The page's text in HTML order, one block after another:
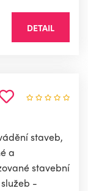
DETAIL
staveb,
a
stavební
-